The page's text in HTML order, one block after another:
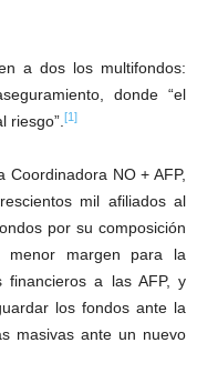
a dos los multifondos:
donde “el
riesgo”. [1]
NO + AFP,
mil afiliados al
por su composición
margen para la
financieros a las AFP, y
los fondos ante la
masivas ante un nuevo